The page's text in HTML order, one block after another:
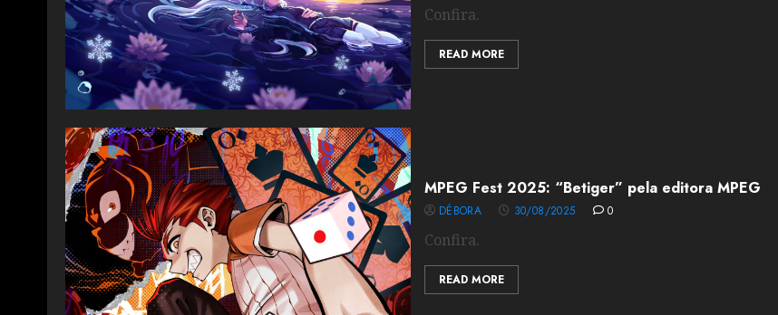
Confira.
READ MORE
MPEG Fest 2025: “Betiger” pela editora MPEG
DÉBORA 30/08/2025 0
Confira.
READ MORE